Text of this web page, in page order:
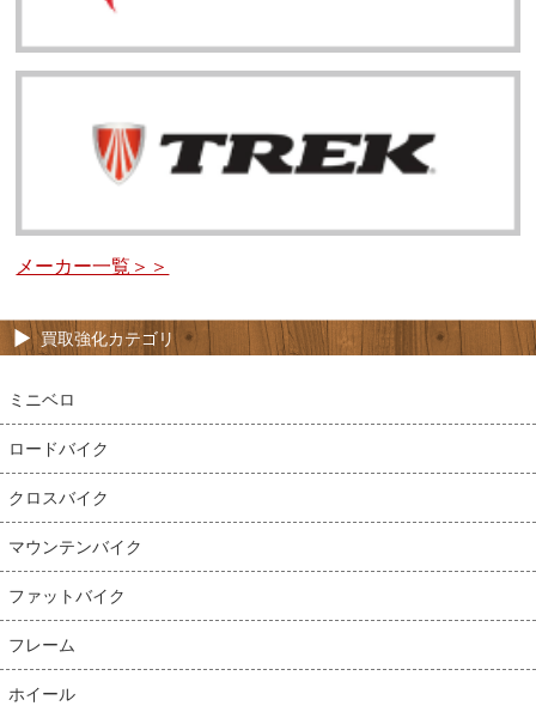
メーカー一覧＞＞
買取強化カテゴリ
ミニベロ
ロードバイク
クロスバイク
マウンテンバイク
ファットバイク
フレーム
ホイール